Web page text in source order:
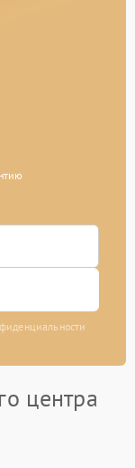
центра